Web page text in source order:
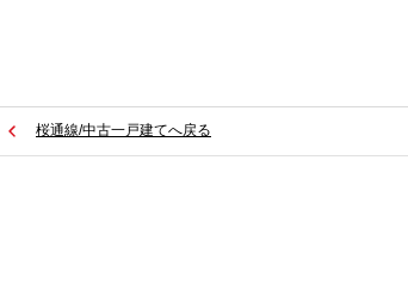
桜通線/中古一戸建てへ戻る